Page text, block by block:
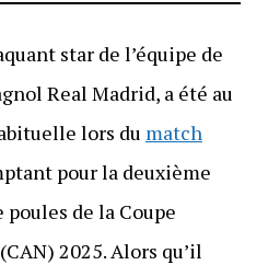
star de l’équipe de
Real Madrid, a été au
lors du match
pour la deuxième
poules de la Coupe
2025. Alors qu’il